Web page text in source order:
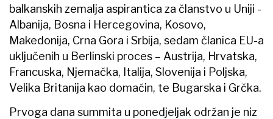
balkanskih zemalja aspirantica za članstvo u Uniji -
Albanija, Bosna i Hercegovina, Kosovo,
Makedonija, Crna Gora i Srbija, sedam članica EU-a
uključenih u Berlinski proces – Austrija, Hrvatska,
Francuska, Njemačka, Italija, Slovenija i Poljska,
Velika Britanija kao domaćin, te Bugarska i Grčka.
Prvoga dana summita u ponedjeljak održan je niz